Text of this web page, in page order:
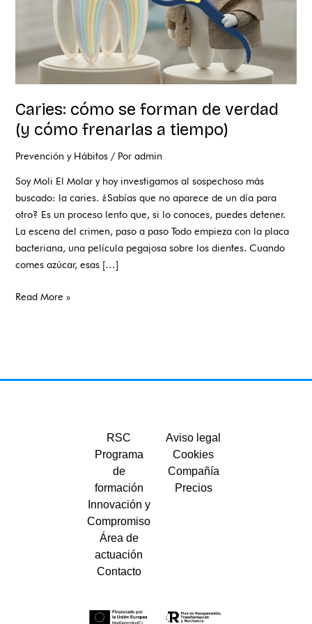
Caries: cómo se forman de verdad
(y cómo frenarlas a tiempo)
Prevención y Hábitos / Poradmin
Soy Moli El Molar y hoy investigamos al sospechoso más
buscado: la caries. ¿Sabías que no aparece de un día para
otro? Es un proceso lento que, si lo conoces, puedes detener.
La escena del crimen, paso a paso Todo empieza con la placa
bacteriana, una película pegajosa sobre los dientes. Cuando
comes azúcar, esas […]
tiempo)
Read More »
RSC
Programa
de
formación
Innovación y
Compromiso
Área de
actuación
Contacto
Aviso legal
Cookies
Compañía
Precios